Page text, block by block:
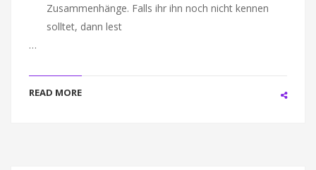
Zusammenhänge. Falls ihr ihn noch nicht kennen
solltet, dann lest
…
READ MORE